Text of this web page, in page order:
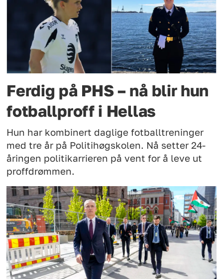
Ferdig på PHS – nå blir hun
fotballproff i Hellas
Hun har kombinert daglige fotballtreninger
med tre år på Politihøgskolen. Nå setter 24-
åringen politikarrieren på vent for å leve ut
proffdrømmen.